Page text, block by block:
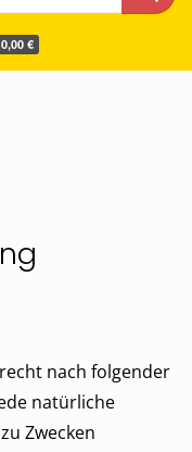
0,00 €
nach folgender
natürliche
Zwecken